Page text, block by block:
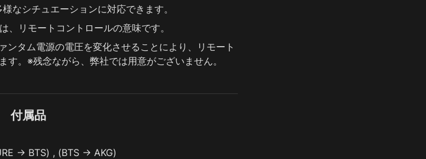
なシチュエーションに対応できます。
、リモートコントロールの意味です。
タム電源の電圧を変化させることにより、リモート
。※残念ながら、弊社では用意がございません。
付属品
-> BTS) , (BTS -> AKG)